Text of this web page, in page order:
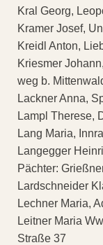
Kral Georg,
Kramer Josef,
Kreidl Anton,
Kriesmer
weg b.
Lackner Anna,
Lampl Therese,
Lang Maria,
Langegger
Pächter:
Lardschneider
Lechner Maria,
Leitner Maria
Straße 37